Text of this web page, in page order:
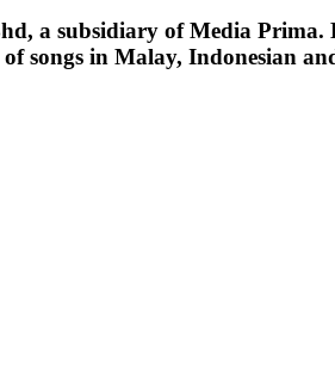
a subsidiary of Media
songs in Malay, Indonesian